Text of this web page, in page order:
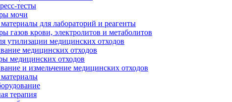
тесты
мочи
для лабораторий и реагенты
газов крови, электролитов и метаболитов
утилизации медицинских отходов
медицинских отходов
медицинских отходов
и измельчение медицинских отходов
терапия